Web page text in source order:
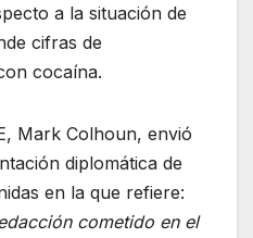
a la situación de
cifras de
cocaína.
Mark Colhoun, envió
diplomática de
en la que refiere:
cometido en el